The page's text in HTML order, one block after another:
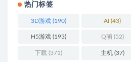
热门标签
3D游戏 (190) AI (43)
H5游戏 (193) Q萌 (52)
下载 (371) 主机(37)